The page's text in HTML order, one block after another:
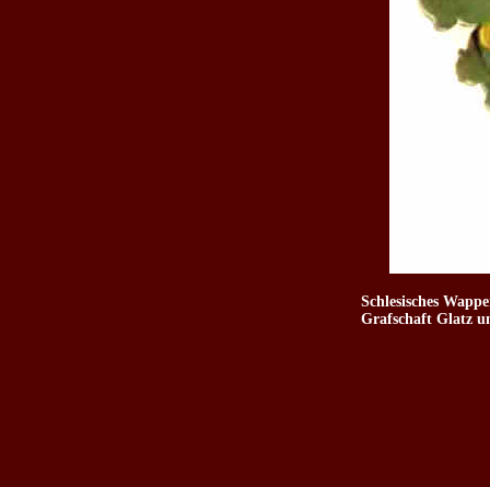
Schlesisches
Grafschaft Glatz